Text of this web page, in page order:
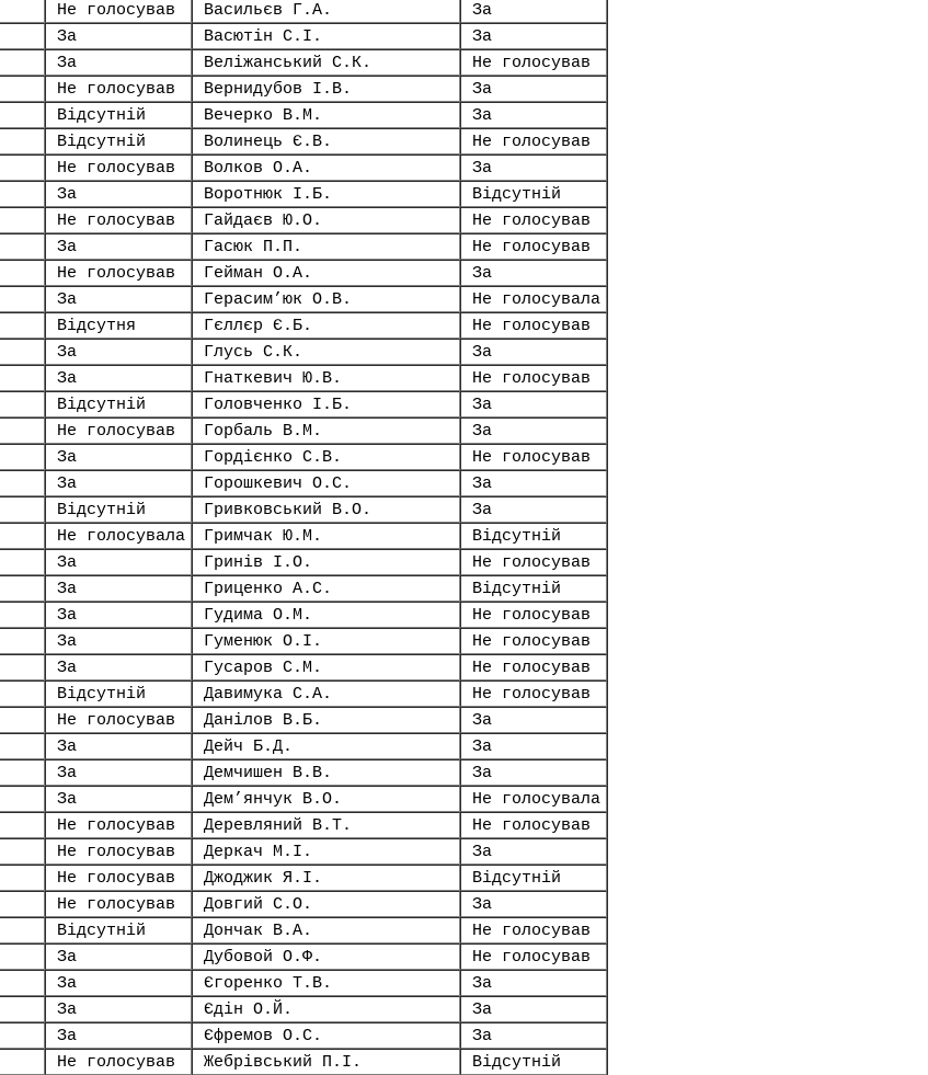
Не голосував Васильєв Г.А.
За
За Васютін С.І.
За
За Веліжанський С.К.
Не голосував
Не голосував Вернидубов І.В.
За
Відсутній Вечерко В.М.
За
Відсутній Волинець Є.В.
Не голосував
Не голосував Волков О.А.
За
За Воротнюк І.Б.
Відсутній
Не голосував Гайдаєв Ю.О.
Не голосував
За Гасюк П.П.
Не голосував
Не голосував Гейман О.А.
За
За Герасим’юк О.В.
Не голосувала
Відсутня Гєллєр Є.Б.
Не голосував
За Глусь С.К.
За
За Гнаткевич Ю.В.
Не голосував
Відсутній Головченко І.Б.
За
Не голосував Горбаль В.М.
За
За Гордієнко С.В.
Не голосував
За Горошкевич О.С.
За
Відсутній Гривковський В.О.
За
Не голосувала Гримчак Ю.М.
Відсутній
За Гринів І.О.
Не голосував
За Гриценко А.С.
Відсутній
За Гудима О.М.
Не голосував
За Гуменюк О.І.
Не голосував
За Гусаров С.М.
Не голосував
Відсутній Давимука С.А.
Не голосував
Не голосував Данілов В.Б.
За
За Дейч Б.Д.
За
За Демчишен В.В.
За
За Дем’янчук В.О.
Не голосувала
Не голосував Деревляний В.Т.
Не голосував
Не голосував Деркач М.І.
За
Не голосував Джоджик Я.І.
Відсутній
Не голосував Довгий С.О.
За
Відсутній Дончак В.А.
Не голосував
За Дубовой О.Ф.
Не голосував
За Єгоренко Т.В.
За
За Єдін О.Й.
За
За Єфремов О.С.
За
Не голосував Жебрівський П.І.
Відсутній